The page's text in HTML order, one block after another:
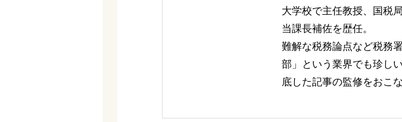
大学校で主任教授、国税
当課長補佐を歴任。
難解な税務論点など税務
部」という業界でも珍し
底した記事の監修をおこ